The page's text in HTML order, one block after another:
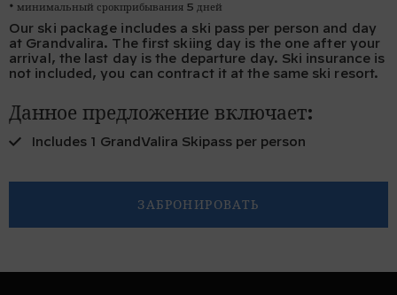
минимальный срокприбывания 5 дней
Our ski package includes a ski pass per person and day
at Grandvalira. The first skiing day is the one after your
arrival, the last day is the departure day. Ski insurance is
not included, you can contract it at the same ski resort.
Данное предложение включает:
Includes 1 GrandValira Skipass per person
ЗАБРОНИРОВАТЬ